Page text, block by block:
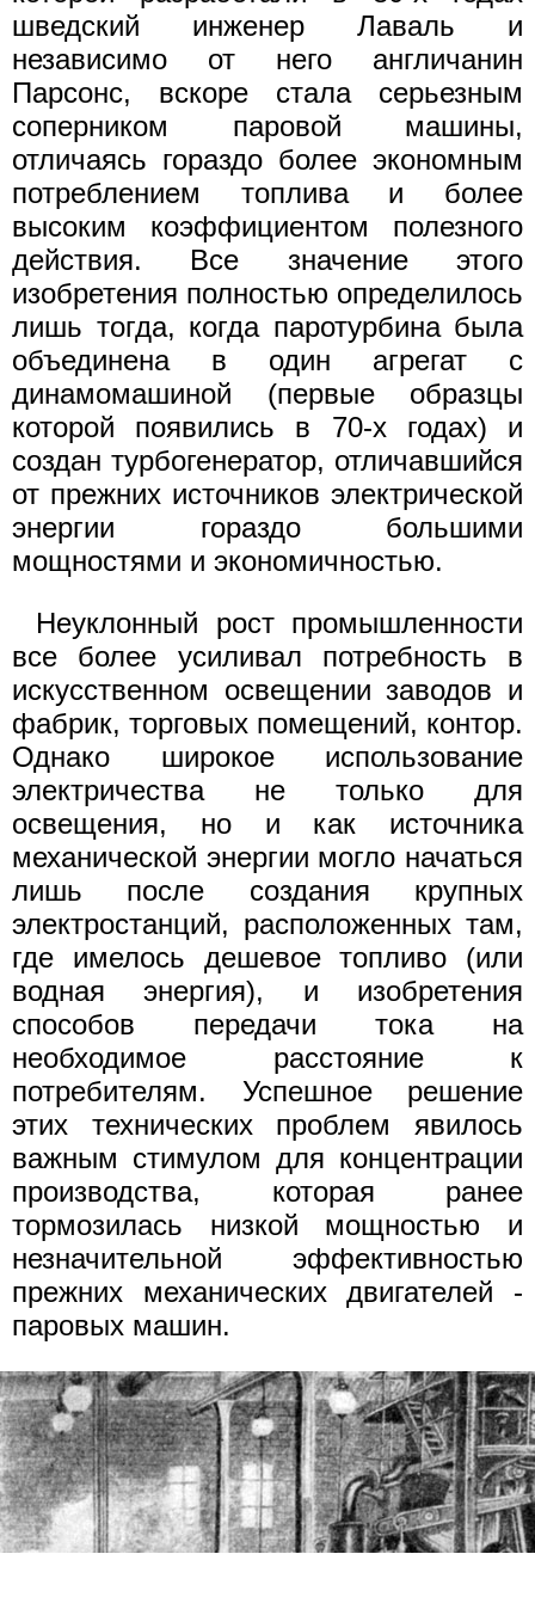
шведский инженер Лаваль и
независимо от него англичанин
Парсонс, вскоре стала серьезным
соперником паровой машины,
отличаясь гораздо более экономным
потреблением топлива и более
высоким коэффициентом полезного
действия. Все значение этого
изобретения полностью определилось
лишь тогда, когда паротурбина была
объединена в один агрегат с
динамомашиной (первые образцы
которой появились в 70-х годах) и
создан турбогенератор, отличавшийся
от прежних источников электрической
энергии гораздо большими
мощностями и экономичностью.
Неуклонный рост промышленности
все более усиливал потребность в
искусственном освещении заводов и
фабрик, торговых помещений, контор.
Однако широкое использование
электричества не только для
освещения, но и как источника
механической энергии могло начаться
лишь после создания крупных
электростанций, расположенных там,
где имелось дешевое топливо (или
водная энергия), и изобретения
способов передачи тока на
необходимое расстояние к
потребителям. Успешное решение
этих технических проблем явилось
важным стимулом для концентрации
производства, которая ранее
тормозилась низкой мощностью и
незначительной эффективностью
прежних механических двигателей -
паровых машин.